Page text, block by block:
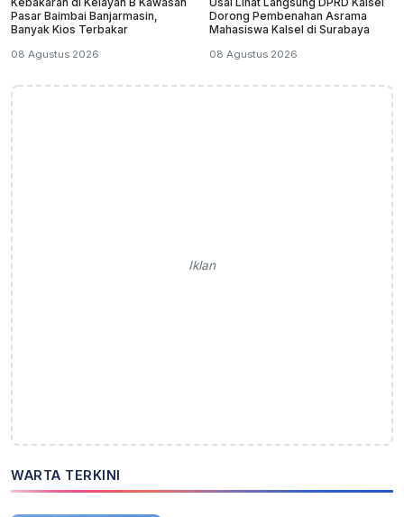
Pasar Baimbai Banjarmasin,
Banyak Kios Terbakar
08 Agustus 2026
Dorong Pembenahan Asrama
Mahasiswa Kalsel di Surabaya
08 Agustus 2026
Iklan
WARTA TERKINI